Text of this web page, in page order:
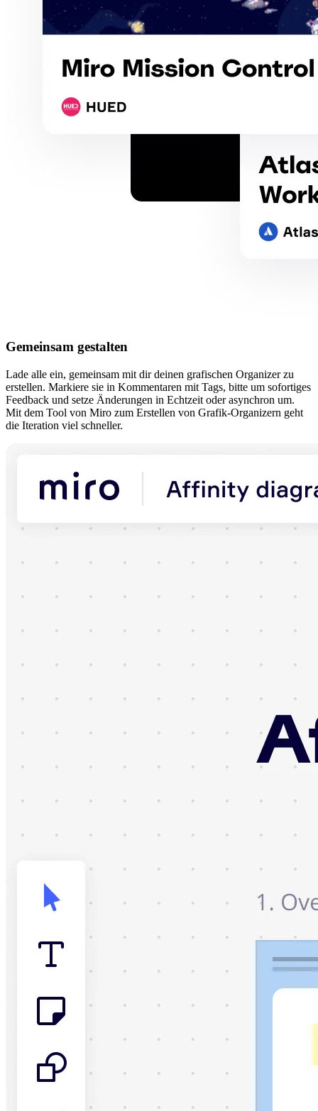
Gemeinsam gestalten
Lade alle ein, gemeinsam mit dir deinen grafischen Organizer zu
erstellen. Markiere sie in Kommentaren mit Tags, bitte um sofortiges
Feedback und setze Änderungen in Echtzeit oder asynchron um.
Mit dem Tool von Miro zum Erstellen von Grafik‑Organizern geht
die Iteration viel schneller.